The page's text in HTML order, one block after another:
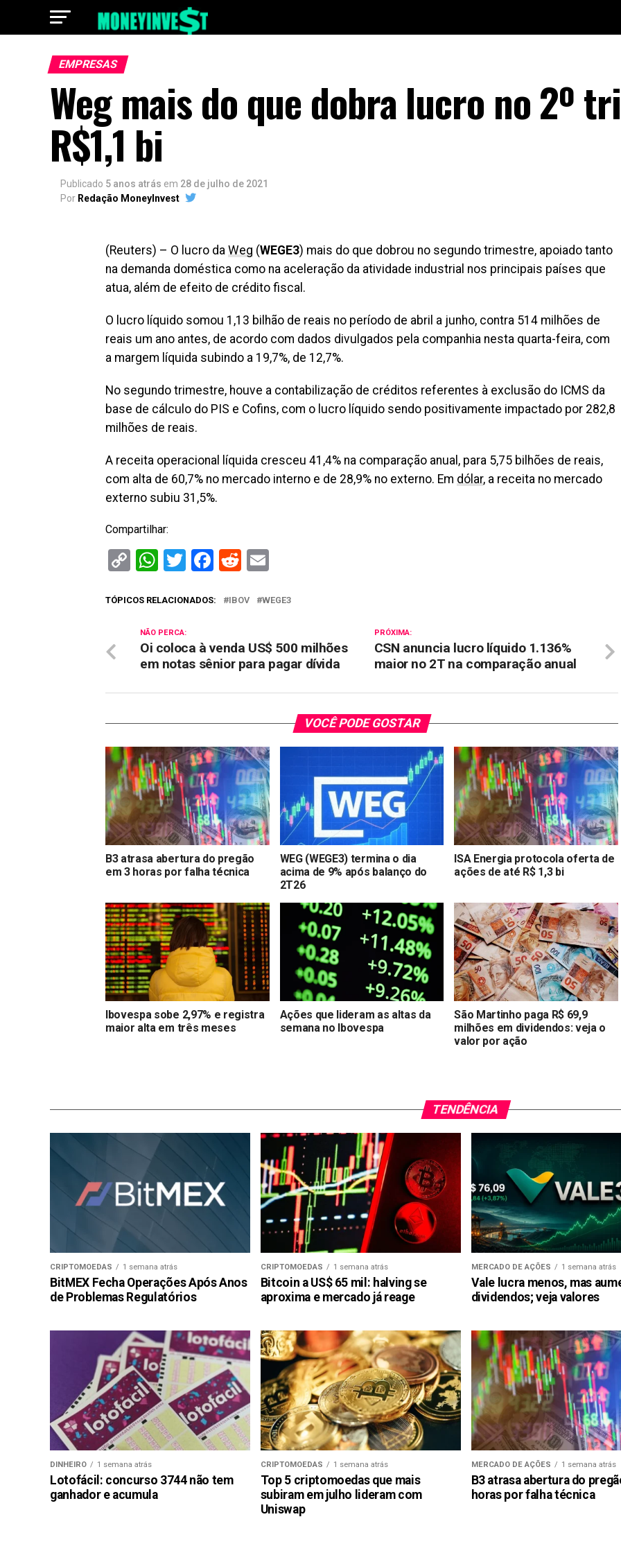
EMPRESAS
Weg mais do que dobra lucro no 2º
R$1,1 bi
Publicado 5 anos atrás em 28 de julho de 2021
Por Redação MoneyInvest
(Reuters) – O lucro da Weg (WEGE3) mais do que dobrou no segundo trimestre, apoiado tanto
na demanda doméstica como na aceleração da atividade industrial nos principais países que
atua, além de efeito de crédito fiscal.
O lucro líquido somou 1,13 bilhão de reais no período de abril a junho, contra 514 milhões de
reais um ano antes, de acordo com dados divulgados pela companhia nesta quarta-feira, com
a margem líquida subindo a 19,7%, de 12,7%.
No segundo trimestre, houve a contabilização de créditos referentes à exclusão do ICMS da
base de cálculo do PIS e Cofins, com o lucro líquido sendo positivamente impactado por 282,8
milhões de reais.
A receita operacional líquida cresceu 41,4% na comparação anual, para 5,75 bilhões de reais,
com alta de 60,7% no mercado interno e de 28,9% no externo. Em dólar, a receita no mercado
externo subiu 31,5%.
Compartilhar:
CopyWhatsApp
Twitter
Facebook
Reddit
TÓPICOS RELACIONADOS: IBOV WEGE3
PRÓXIMA:
CSN anuncia lucro líquido 1.136%
maior no 2T na comparação anual
NÃO PERCA:
Oi coloca à venda US$ 500 milhões
em notas sênior para pagar dívida
VOCÊ PODE GOSTAR
B3 atrasa abertura do pregão
em 3 horas por falha técnica
WEG (WEGE3) termina o dia
acima de 9% após balanço do
2T26
ISA Energia protocola oferta de
ações de até R$ 1,3 bi
Ibovespa sobe 2,97% e registra
maior alta em três meses
Ações que lideram as altas da
semana no Ibovespa
São Martinho paga R$ 69,9
milhões em dividendos: veja o
valor por ação
TENDÊNCIA
CRIPTOMOEDAS 1 semana atrás
BitMEX Fecha Operações Após Anos
de Problemas Regulatórios
CRIPTOMOEDAS 1 semana atrás
Bitcoin a US$ 65 mil: halving se
aproxima e mercado já reage
MERCADO DE AÇÕES 1 semana atrás
Vale lucra menos, mas
dividendos; veja valores
DINHEIRO 1 semana atrás
Lotofácil: concurso 3744 não tem
ganhador e acumula
CRIPTOMOEDAS 1 semana atrás
Top 5 criptomoedas que mais
subiram em julho lideram com
Uniswap
MERCADO DE AÇÕES 1 semana atrás
B3 atrasa abertura do
horas por falha técnica